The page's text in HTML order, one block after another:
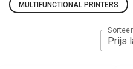
MULTIFUNCTIONAL PRINTERS